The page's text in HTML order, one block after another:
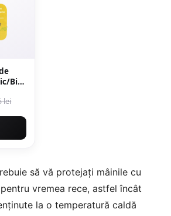
Bio
lei
să vă protejați mâinile cu
vremea rece, astfel încât
la o temperatură caldă